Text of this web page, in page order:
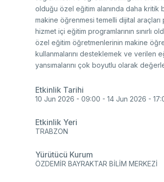
Photo Gallery
Personal Data Protection
olduğu özel eğitim alanında daha kritik
makine öğrenmesi temelli dijital araçları
hizmet içi eğitim programlarının sınırlı
özel eğitim öğretmenlerinin makine
kullanmalarını desteklemek ve verilen
yansımalarını çok boyutlu olarak
Etkinlik Tarihi
10 Jun 2026 - 09:00 - 14 Jun 2026 -
Etkinlik Yeri
TRABZON
Yürütücü Kurum
ÖZDEMİR BAYRAKTAR BİLİM MERKEZİ